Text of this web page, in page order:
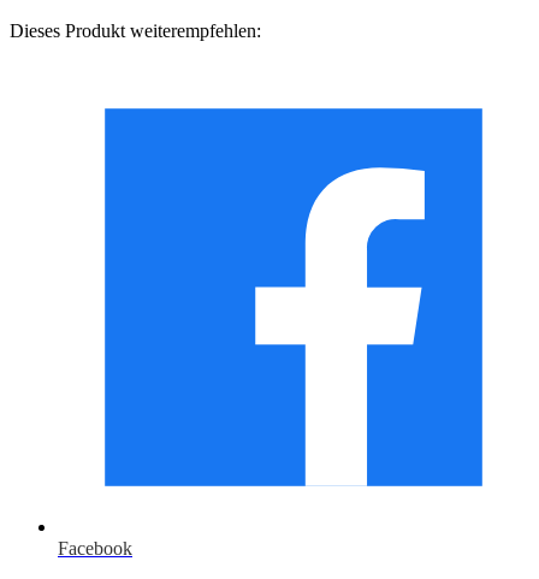
Dieses Produkt weiterempfehlen:
Facebook